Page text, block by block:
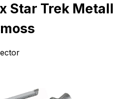
Star Trek Metall